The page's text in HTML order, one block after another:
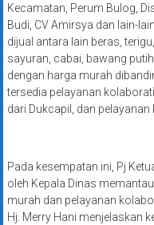
Kecamatan, Perum Bulog,
Budi, CV Amirsya dan lain-
dijual antara lain beras,
sayuran, cabai, bawang
dengan harga murah
tersedia pelayanan
dari Dukcapil, dan pelayanan
Pada kesempatan ini, Pj
oleh Kepala Dinas
murah dan pelayanan
Hj. Merry Hani menjelaskan